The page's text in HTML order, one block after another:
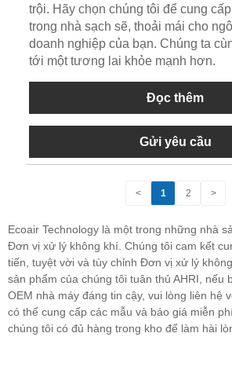
trội. Hãy chọn chúng tôi để cung
trong nhà sạch sẽ, thoải mái cho
doanh nghiệp của bạn. Chúng ta
tới một tương lai khỏe mạnh hơn.
Đọc thêm
Gửi yêu cầu
< 1 2 >
Ecoair Technology là một trong những nhà
Đơn vị xử lý không khí. Chúng tôi cam kết
tiến, tuyệt vời và tùy chỉnh Đơn vị xử lý
sản phẩm của chúng tôi tuân thủ AHRI, nếu
OEM nhà máy đáng tin cậy, vui lòng liên hệ
có thể cung cấp các mẫu và báo giá miễn
chúng tôi có đủ hàng trong kho để làm hài